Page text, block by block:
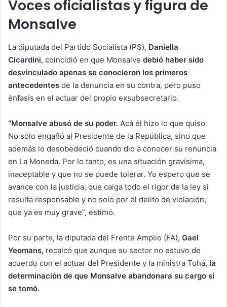
Voces oficialistas y figura de
Monsalve
La diputada del Partido Socialista (PS), Daniella
Cicardini, coincidió en que Monsalve debió haber sido
desvinculado apenas se conocieron los primeros
antecedentes de la denuncia en su contra, pero puso
énfasis en el actuar del propio exsubsecretario.
“Monsalve abusó de su poder. Acá él hizo lo que quiso.
No sólo engañó al Presidente de la República, sino que
además lo desobedeció cuando dio a conocer su renuncia
en La Moneda. Por lo tanto, es una situación gravísima,
inaceptable y que no se puede tolerar. Yo espero que se
avance con la justicia, que caiga todo el rigor de la ley si
resulta responsable y no solo por el delito de violación,
que ya es muy grave”, estimó.
Por su parte, la diputada del Frente Amplio (FA), Gael
Yeomans, recalcó que aunque su sector no estuvo de
acuerdo con el actuar del Presidente y la ministra Tohá, la
determinación de que Monsalve abandonara su cargo sí
se tomó.